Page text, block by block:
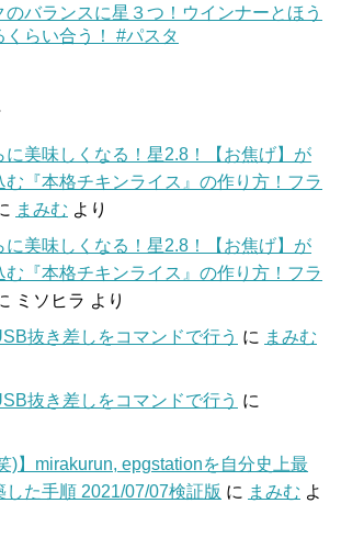
のバランスに星３つ！ウインナーとほう
くらい合う！ #パスタ
に美味しくなる！星2.8！【お焦げ】が
む『本格チキンライス』の作り方！フラ
まみむ より
に美味しくなる！星2.8！【お焦げ】が
む『本格チキンライス』の作り方！フラ
ミソヒラ より
抜き差しをコマンドで行う に まみむ
抜き差しをコマンドで行う に
)】mirakurun, epgstationを自分史上最
た手順 2021/07/07検証版 に まみむ よ